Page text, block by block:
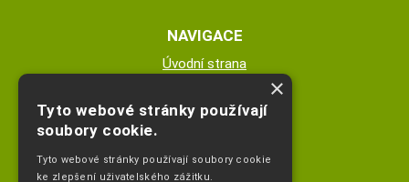
NAVIGACE
Úvodní strana
Nákupní košík
Obchodní podmínky
Odstoupeni od smlouvy
×
Tyto webové stránky používají
soubory cookie.
Tyto webové stránky používají soubory cookie
ke zlepšení uživatelského zážitku.